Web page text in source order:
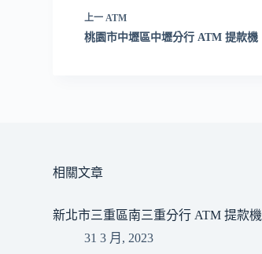
上一ATM
桃園市中壢區中壢分行 ATM 提款機
相關文章
新北市三重區南三重分行 ATM 提款機
31 3 月, 2023